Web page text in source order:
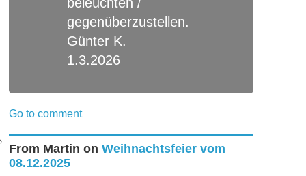
gegenüberzustellen.
Günter K.
1.3.2026
Go to comment
From Martin onWeihnachtsfeier vom
08.12.2025